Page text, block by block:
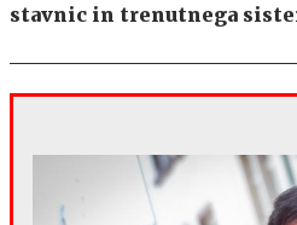
stavnic in trenutnega